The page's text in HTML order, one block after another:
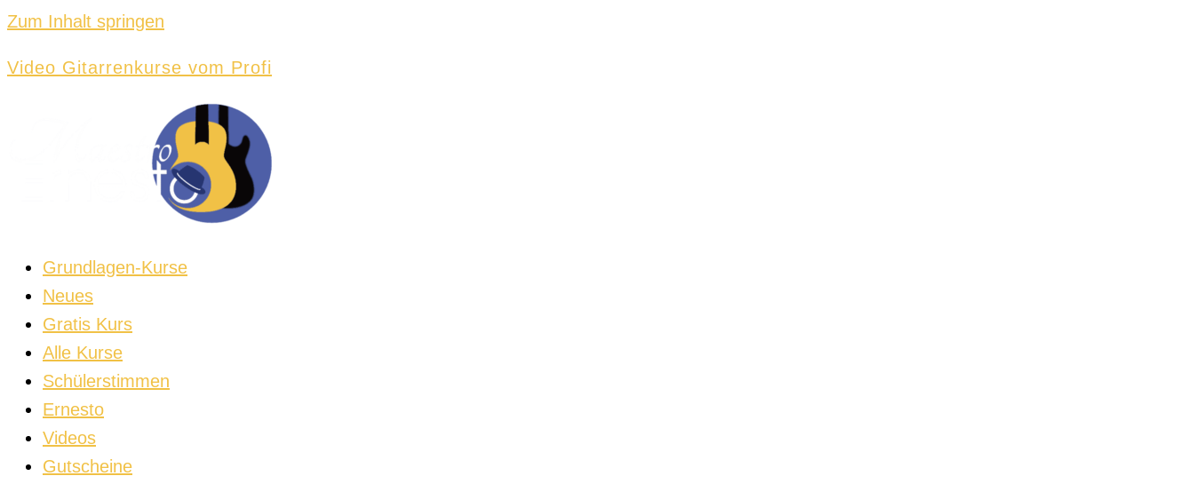
Zum Inhalt springen
Video Gitarrenkurse vom Profi
Grundlagen-Kurse
Neues
Gratis Kurs
Alle Kurse
Schülerstimmen
Ernesto
Videos
Gutscheine